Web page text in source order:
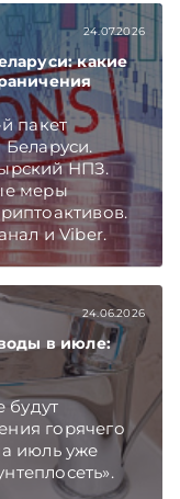
обсуждался
об
в новостях
24.07.2026
какие
пакет
НПЗ.
меры
и Viber.
— раньше,
24.06.2026
в июле:
будут
горячего
июль уже